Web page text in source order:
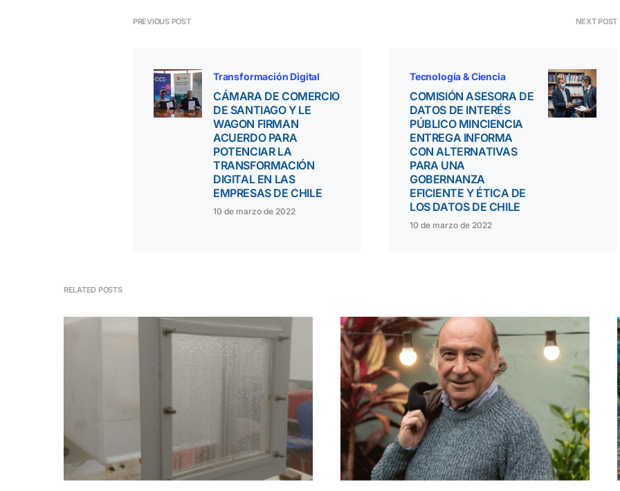
PREVIOUS POST
Transformación Digital
CÁMARA DE COMERCIO
DE SANTIAGO Y LE
WAGON FIRMAN
ACUERDO PARA
POTENCIAR LA
TRANSFORMACIÓN
DIGITAL EN LAS
EMPRESAS DE CHILE
10 de marzo de 2022
NEXT POST
Tecnología & Ciencia
COMISIÓN ASESORA DE
DATOS DE INTERÉS
PÚBLICO MINCIENCIA
ENTREGA INFORMA
CON ALTERNATIVAS
PARA UNA
GOBERNANZA
EFICIENTE Y ÉTICA DE
LOS DATOS DE CHILE
10 de marzo de 2022
RELATED POSTS